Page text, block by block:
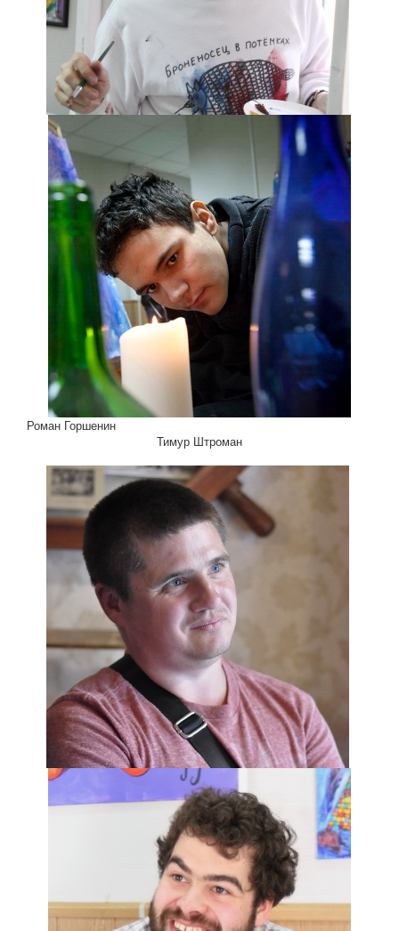
Роман Горшенин
Тимур Штроман